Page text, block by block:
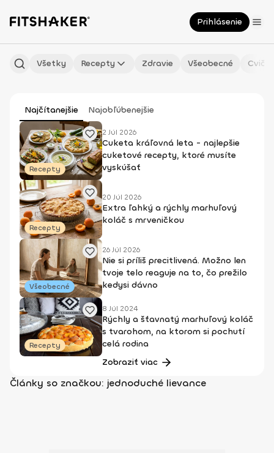
Prihlásenie
Všetky Recepty Zdravie Všeobecné
Najčítanejšie Najobľúbenejšie
Recepty
2 Júl 2026
Cuketa kráľovná leta - najlepšie
cuketové recepty, ktoré musíte
vyskúšať
Recepty
20 Júl 2026
Extra ľahký a rýchly marhuľový
koláč s mrveničkou
Všeobecné
26 Júl 2026
Nie si príliš precitlivená. Možno len
tvoje telo reaguje na to, čo prežilo
kedysi dávno
Recepty
8 Júl 2024
Rýchly a šťavnatý marhuľový koláč
s tvarohom, na ktorom si pochutí
celá rodina
Zobraziť viac
Články so značkou: jednoduché lievance